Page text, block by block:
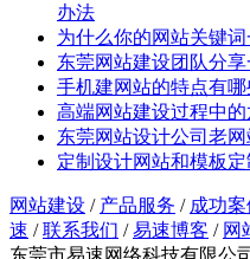
办法
为什么你的网站关键
东莞网站建设团队分
手机建网站的特点有哪
高端网站建设过程中
东莞网站设计公司老
定制设计网站和模板
网站建设 / 产品服务 / 成功案
速 / 联系我们 / 易速博客 / 网
东莞市易速网络科技有限公司